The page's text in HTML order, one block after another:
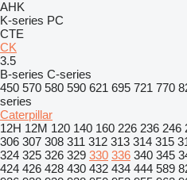
AHK
K-series PC
CTE
CK
3.5
B-series C-series
450 570 580 590 621 695 721 770
series
Caterpillar
12H 12M 120 140 160 226 236 246
306 307 308 311 312 313 314 315
324 325 326 329 330 336 340 345
424 426 428 430 432 434 444 589